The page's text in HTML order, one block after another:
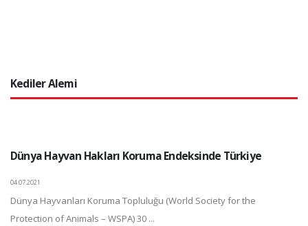
Kediler Alemi
Dünya Hayvan Hakları Koruma Endeksinde Türkiye
04.07.2021
Dünya Hayvanları Koruma Topluluğu (World Society for the
Protection of Animals – WSPA) 30 ...